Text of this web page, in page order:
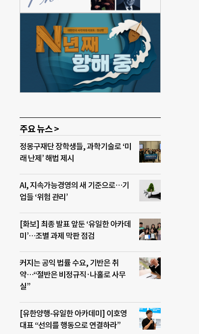
주요 뉴스 >
정몽구재단 장학생들, 과학기술로 ‘미
래 난제’ 해법 제시
AI, 지속가능경영의 새 기준으로…기
업들 ‘위험 관리’
[화보] 최종 발표 앞둔 ‘유일한 아카데
미’…조별 과제 막판 점검
커지는 공익 법률 수요, 기반은 취
약…“절반은 비정규직·나홀로 사무
실”
[유한양행-유일한 아카데미] 이호영
대표 “선의를 행동으로 연결하라”